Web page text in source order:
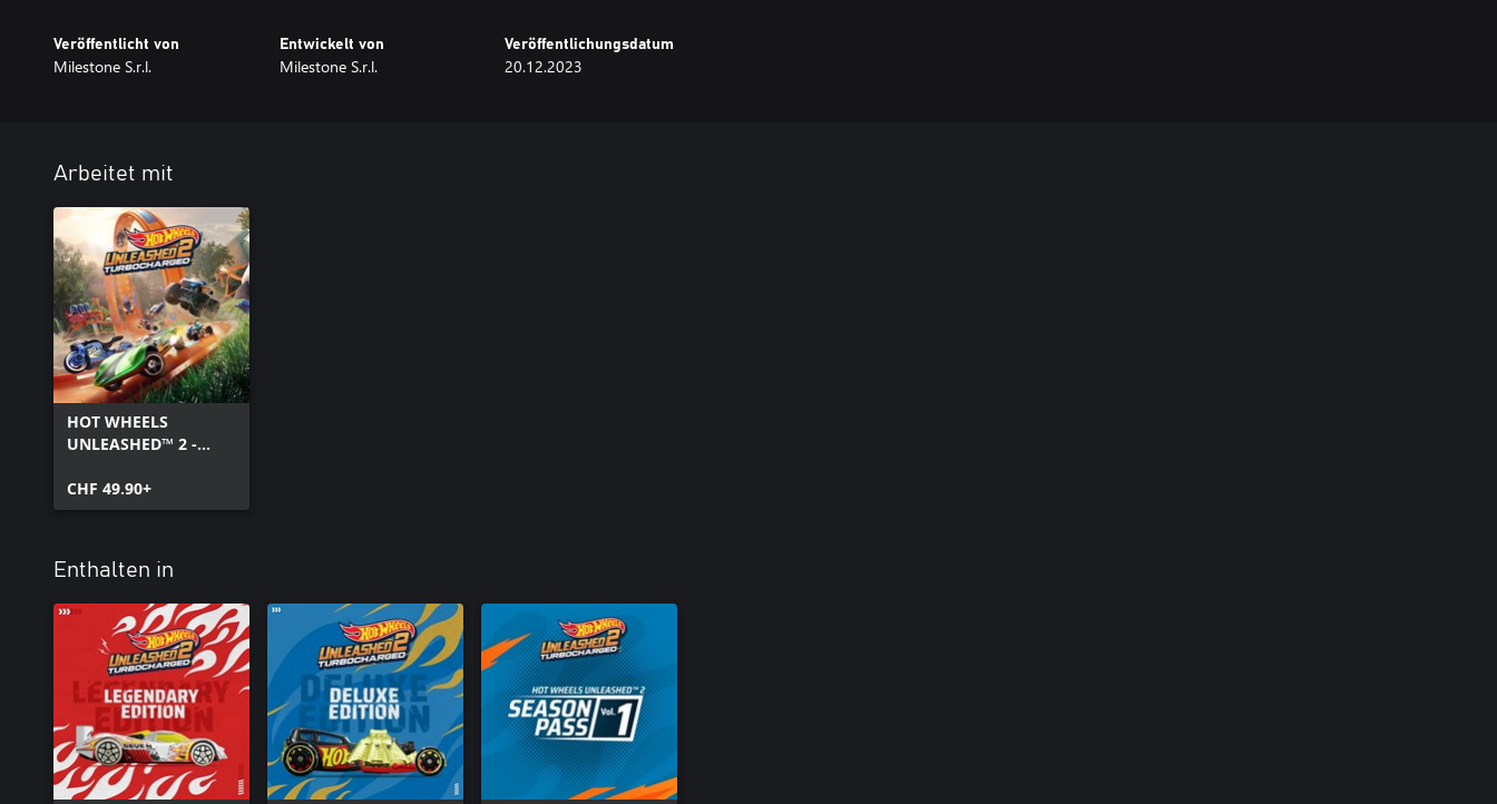
Veröffentlicht von
Milestone S.r.l.
Entwickelt von
Milestone S.r.l.
Veröffentlichungsdatum
20.12.2023
Arbeitet mit
HOT WHEELS
UNLEASHED™ 2 -
CHF 49.90+
Enthalten in